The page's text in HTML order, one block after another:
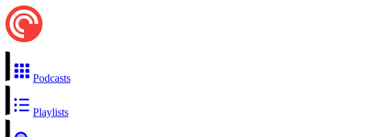
Podcasts
Playlists